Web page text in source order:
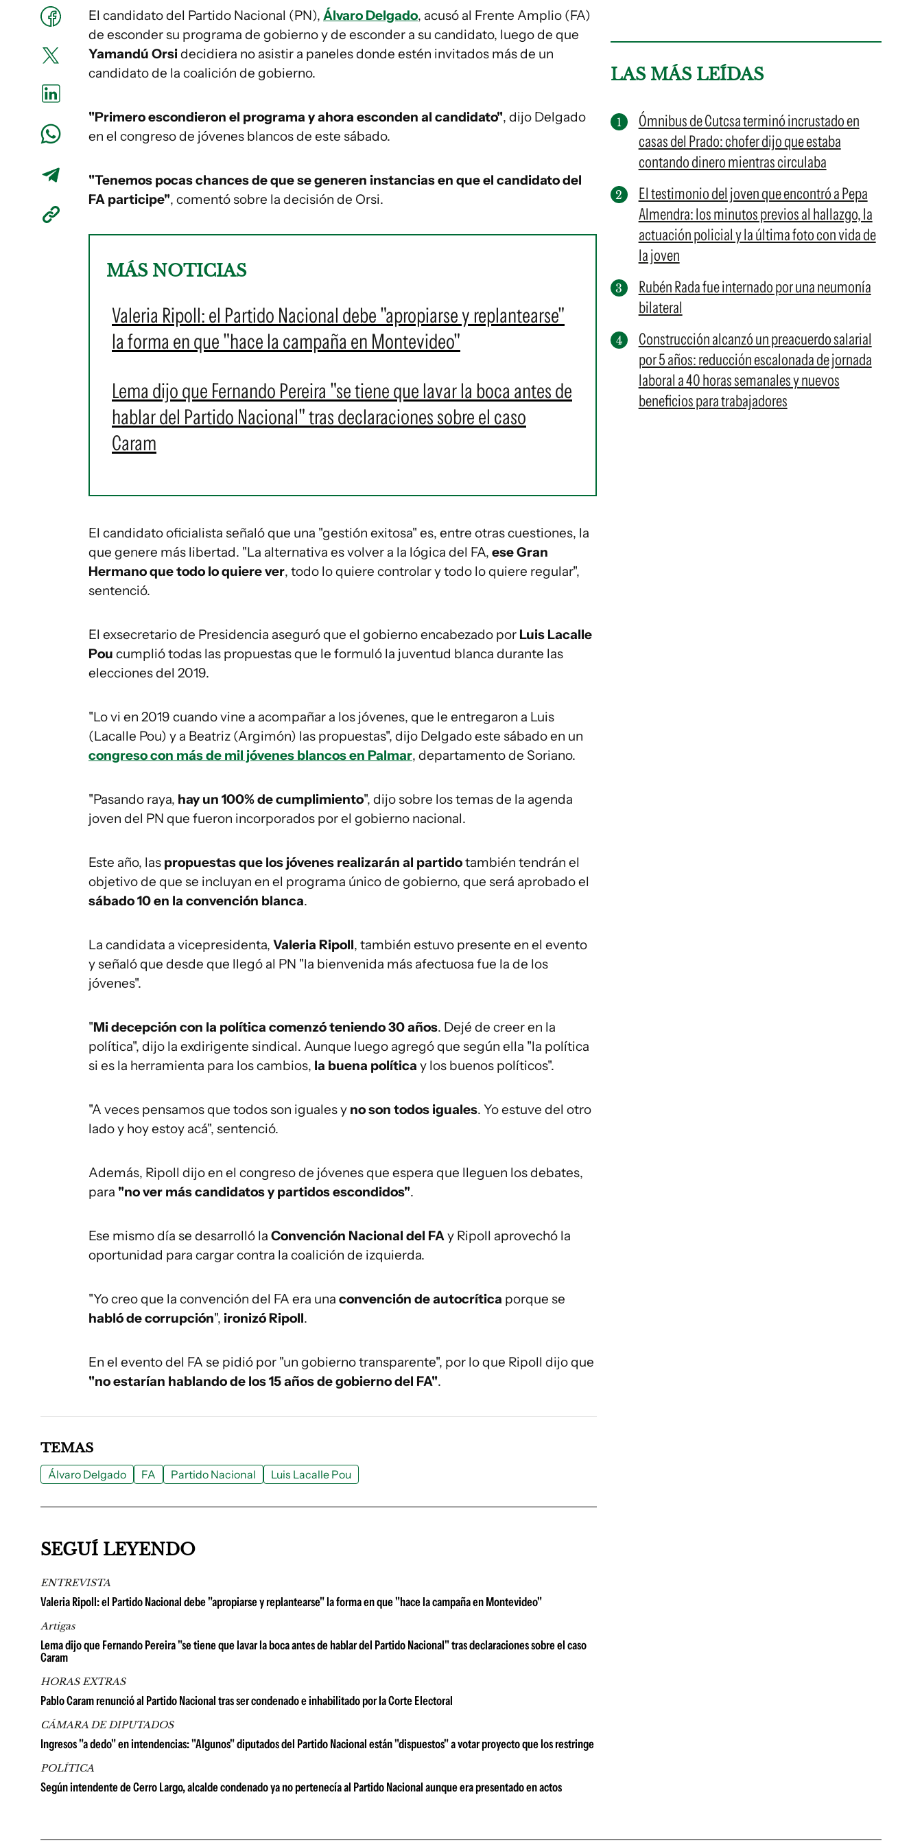
El candidato del Partido Nacional (PN), Álvaro Delgado, acusó al Frente Amplio (FA)
de esconder su programa de gobierno y de esconder a su candidato, luego de que
Yamandú Orsi decidiera no asistir a paneles donde estén invitados más de un
candidato de la coalición de gobierno.
"Primero escondieron el programa y ahora esconden al candidato", dijo Delgado
en el congreso de jóvenes blancos de este sábado.
"Tenemos pocas chances de que se generen instancias en que el candidato del
FA participe", comentó sobre la decisión de Orsi.
MÁS NOTICIAS
Valeria Ripoll: el Partido Nacional debe "apropiarse y replantearse"
la forma en que "hace la campaña en Montevideo"
Lema dijo que Fernando Pereira "se tiene que lavar la boca antes de
hablar del Partido Nacional" tras declaraciones sobre el caso
Caram
El candidato oficialista señaló que una "gestión exitosa" es, entre otras cuestiones, la
que genere más libertad. "La alternativa es volver a la lógica del FA, ese Gran
Hermano que todo lo quiere ver, todo lo quiere controlar y todo lo quiere regular",
sentenció.
El exsecretario de Presidencia aseguró que el gobierno encabezado por Luis Lacalle
Pou cumplió todas las propuestas que le formuló la juventud blanca durante las
elecciones del 2019.
"Lo vi en 2019 cuando vine a acompañar a los jóvenes, que le entregaron a Luis
(Lacalle Pou) y a Beatriz (Argimón) las propuestas", dijo Delgado este sábado en un
congreso con más de mil jóvenes blancos en Palmar, departamento de Soriano.
"Pasando raya, hay un 100% de cumplimiento", dijo sobre los temas de la agenda
joven del PN que fueron incorporados por el gobierno nacional.
Este año, las propuestas que los jóvenes realizarán al partidotambién tendrán el
objetivo de que se incluyan en el programa único de gobierno, que será aprobado el
sábado 10 en la convención blanca.
La candidata a vicepresidenta, Valeria Ripoll, también estuvo presente en el evento
y señaló que desde que llegó al PN "la bienvenida más afectuosa fue la de los
jóvenes".
"Mi decepción con la política comenzó teniendo 30 años. Dejé de creer en la
política", dijo la exdirigente sindical. Aunque luego agregó que según ella "la política
si es la herramienta para los cambios, la buena política y los buenos políticos".
"A veces pensamos que todos son iguales y no son todos iguales. Yo estuve del otro
lado y hoy estoy acá", sentenció.
Además, Ripoll dijo en el congreso de jóvenes que espera que lleguen los debates,
para "no ver más candidatos y partidos escondidos".
Ese mismo día se desarrolló la Convención Nacional del FAy Ripoll aprovechó la
oportunidad para cargar contra la coalición de izquierda.
"Yo creo que la convención del FA era una convención de autocrítica porque se
habló de corrupción", ironizó Ripoll.
En el evento del FA se pidió por "un gobierno transparente", por lo que Ripoll dijo que
"no estarían hablando de los 15 años de gobierno del FA".
LAS MÁS LEÍDAS
Ómnibus de Cutcsa terminó incrustado en
casas del Prado: chofer dijo que estaba
contando dinero mientras circulaba
El testimonio del joven que encontró a Pepa
Almendra: los minutos previos al hallazgo, la
actuación policial y la última foto con vida de
la joven
Rubén Rada fue internado por una neumonía
bilateral
Construcción alcanzó un preacuerdo salarial
por 5 años: reducción escalonada de jornada
laboral a 40 horas semanales y nuevos
beneficios para trabajadores
TEMAS
Álvaro Delgado FA Partido Nacional Luis Lacalle Pou
SEGUÍ LEYENDO
ENTREVISTA
Valeria Ripoll: el Partido Nacional debe "apropiarse y replantearse" la forma en que "hace la campaña en Montevideo"
Artigas
Lema dijo que Fernando Pereira "se tiene que lavar la boca antes de hablar del Partido Nacional" tras declaraciones sobre el caso
Caram
HORAS EXTRAS
Pablo Caram renunció al Partido Nacional tras ser condenado e inhabilitado por la Corte Electoral
CÁMARA DE DIPUTADOS
Ingresos "a dedo" en intendencias: "Algunos" diputados del Partido Nacional están "dispuestos" a votar proyecto que los restringe
POLÍTICA
Según intendente de Cerro Largo, alcalde condenado ya no pertenecía al Partido Nacional aunque era presentado en actos